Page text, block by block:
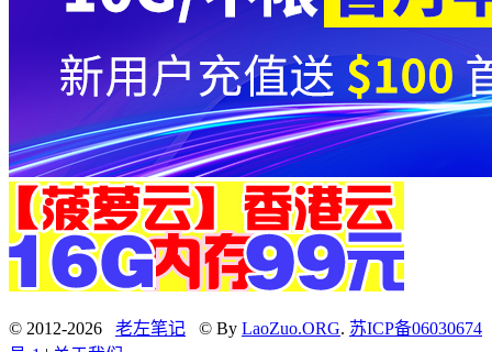
© 2012-2026 老左笔记 © By LaoZuo.ORG. 苏ICP备06030674